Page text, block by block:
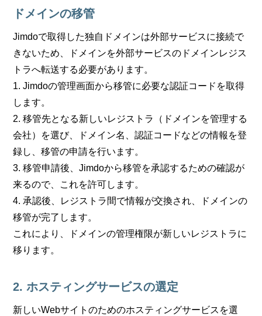
ドメインの移管
Jimdoで取得した独自ドメインは外部サービスに接続で
きないため、ドメインを外部サービスのドメインレジス
トラへ転送する必要があります。
1. Jimdoの管理画面から移管に必要な認証コードを取得
します。
2. 移管先となる新しいレジストラ（ドメインを管理する
会社）を選び、ドメイン名、認証コードなどの情報を登
録し、移管の申請を行います。
3. 移管申請後、Jimdoから移管を承認するための確認が
来るので、これを許可します。
4. 承認後、レジストラ間で情報が交換され、ドメインの
移管が完了します。
これにより、ドメインの管理権限が新しいレジストラに
移ります。
2. ホスティングサービスの選定
新しいWebサイトのためのホスティングサービスを選